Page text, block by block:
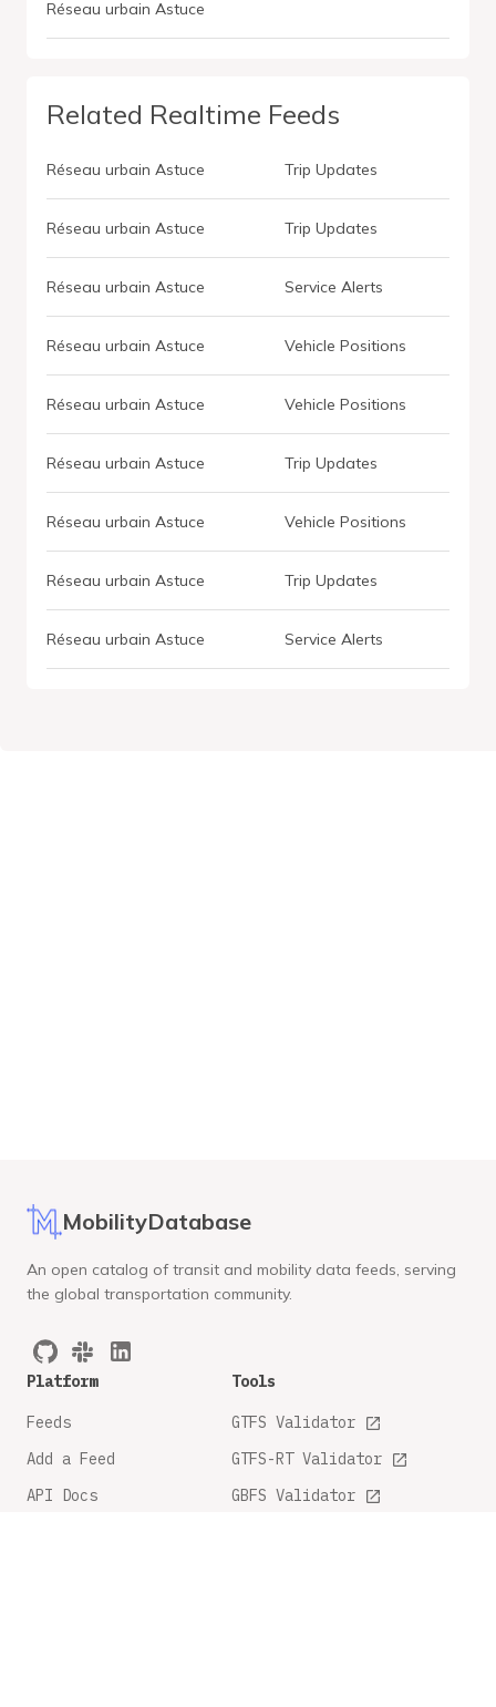
Réseau urbain Astuce
Related Realtime Feeds
Réseau urbain Astuce Trip Updates
Réseau urbain Astuce Trip Updates
Réseau urbain Astuce Service Alerts
Réseau urbain Astuce Vehicle Positions
Réseau urbain Astuce Vehicle Positions
Réseau urbain Astuce Trip Updates
Réseau urbain Astuce Vehicle Positions
Réseau urbain Astuce Trip Updates
Réseau urbain Astuce Service Alerts
MobilityDatabase
An open catalog of transit and mobility data feeds, serving
the global transportation community.
Platform
Feeds
Add a Feed
API Docs
Tools
GTFS Validator
GTFS-RT Validator
GBFS Validator